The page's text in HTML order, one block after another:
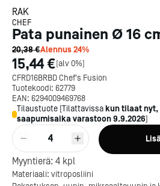
RAK
CHEF
Pata punainen Ø 16
20,38 €Alennus24%
15,44 €[alv 0%]
CFRD16BRBD Chef's Fusion
Tuotekoodi: 62779
EAN: 6294009469768
Tilaustuote [Tilattavissa kun tilaat
saapumisaika varastoon9.9.2026]
4
Myyntierä: 4 kpl
Materiaali: vitroposliini
Kotipizza on vuonna 1987
perustettu yritys, jolla on yli
300 ravintolaa eri puolella